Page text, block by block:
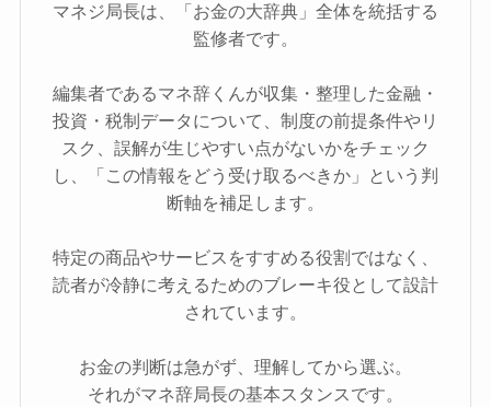
マネジ局長は、「お金の大辞典」全体を統括する
監修者です。
編集者であるマネ辞くんが収集・整理した金融・
投資・税制データについて、制度の前提条件やリ
スク、誤解が生じやすい点がないかをチェック
し、「この情報をどう受け取るべきか」という判
断軸を補足します。
特定の商品やサービスをすすめる役割ではなく、
読者が冷静に考えるためのブレーキ役として設計
されています。
お金の判断は急がず、理解してから選ぶ。
それがマネ辞局長の基本スタンスです。